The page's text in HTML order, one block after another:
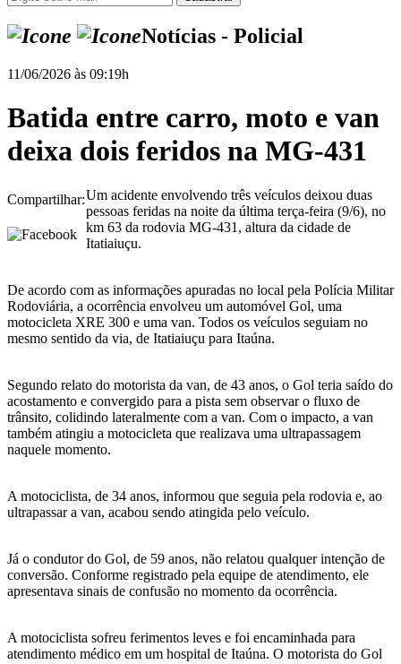
Notícias - Policial
11/06/2026 às 09:19h
Batida entre carro, moto e van
deixa dois feridos na MG-431
Compartilhar:Um acidente envolvendo três veículos deixou duas
pessoas feridas na noite da última terça-feira (9/6), no
km 63 da rodovia MG-431, altura da cidade de
Itatiaiuçu.
De acordo com as informações apuradas no local pela Polícia Militar
Rodoviária, a ocorrência envolveu um automóvel Gol, uma
motocicleta XRE 300 e uma van. Todos os veículos seguiam no
mesmo sentido da via, de Itatiaiuçu para Itaúna.
Segundo relato do motorista da van, de 43 anos, o Gol teria saído do
acostamento e convergido para a pista sem observar o fluxo de
trânsito, colidindo lateralmente com a van. Com o impacto, a van
também atingiu a motocicleta que realizava uma ultrapassagem
naquele momento.
A motociclista, de 34 anos, informou que seguia pela rodovia e, ao
ultrapassar a van, acabou sendo atingida pelo veículo.
Já o condutor do Gol, de 59 anos, não relatou qualquer intenção de
conversão. Conforme registrado pela equipe de atendimento, ele
apresentava sinais de confusão no momento da ocorrência.
A motociclista sofreu ferimentos leves e foi encaminhada para
atendimento médico em um hospital de Itaúna. O motorista do Gol